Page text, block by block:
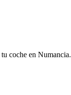
coche en Numancia.